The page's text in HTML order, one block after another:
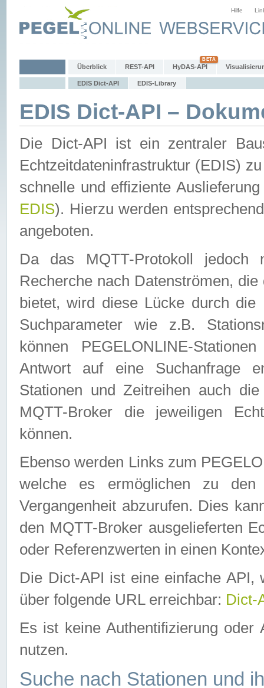
Hilfe
Überblick REST-API HyDAS-API
EDIS Dict-API EDIS-Library
EDIS Dict-API –
Die Dict-API ist ein zentraler
Echtzeitdateninfrastruktur (EDIS)
schnelle und effiziente
EDIS). Hierzu werden
angeboten.
Da das MQTT-Protokoll jedoch
Recherche nach Datenströmen,
bietet, wird diese Lücke durch die
Suchparameter wie z.B.
können PEGELONLINE-
Antwort auf eine Suchanfrage
Stationen und Zeitreihen auch
MQTT-Broker die jeweiligen
können.
Ebenso werden Links zum
welche es ermöglichen zu den
Vergangenheit abzurufen. Dies
den MQTT-Broker ausgelieferten
oder Referenzwerten in einen
Die Dict-API ist eine einfache API,
über folgende URL erreichbar: Dict-
Es ist keine Authentifizierung
nutzen.
Suche nach Stationen und